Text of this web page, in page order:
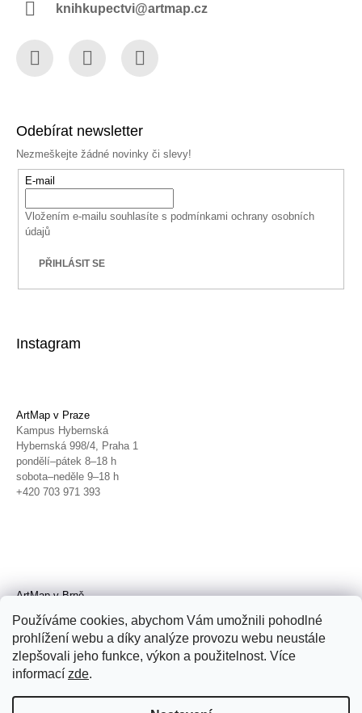
Používáme cookies, abychom Vám umožnili pohodlné
prohlížení webu a díky analýze provozu webu neustále
zlepšovali jeho funkce, výkon a použitelnost. Více
informací zde.
knihkupectvi@artmap.cz
Odebírat newsletter
Nezmeškejte žádné novinky či slevy!
E-mail
Vložením e-mailu souhlasíte s podmínkami ochrany osobních
údajů
PŘIHLÁSIT SE
Instagram
ArtMap v Praze
Kampus Hybernská
Hybernská 998/4, Praha 1
pondělí–pátek 8–18 h
sobota–neděle 9–18 h
+420 703 971 393
ArtMap v Brně
Radnická 4, Brno
úterý–pátek 11–19 h
sobota 14–19 h
+420 702 152 298